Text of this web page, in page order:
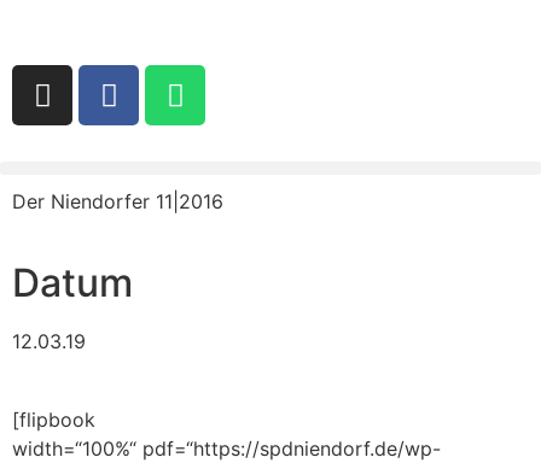
Der Niendorfer 11|2016
Datum
12.03.19
[flipbook
width=“100%“ pdf=“https://spdniendorf.de/wp-